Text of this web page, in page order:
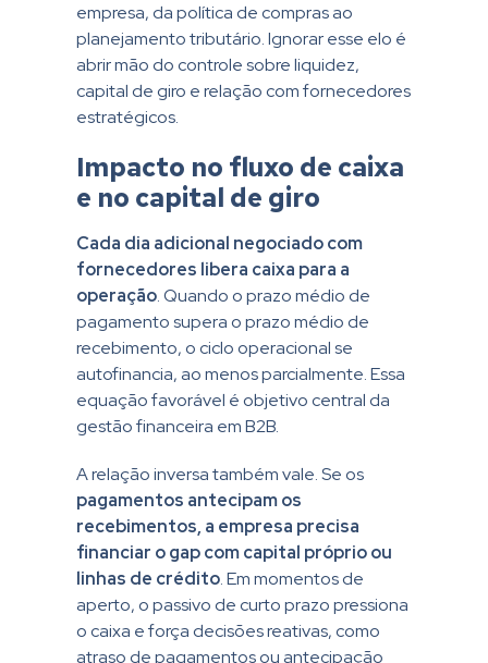
empresa, da política de compras ao
planejamento tributário. Ignorar esse elo é
abrir mão do controle sobre liquidez,
capital de giro e relação com fornecedores
estratégicos.
Impacto no fluxo de caixa
e no capital de giro
Cada dia adicional negociado com
fornecedores libera caixa para a
operação. Quando o prazo médio de
pagamento supera o prazo médio de
recebimento, o ciclo operacional se
autofinancia, ao menos parcialmente. Essa
equação favorável é objetivo central da
gestão financeira em B2B.
A relação inversa também vale. Se os
pagamentos antecipam os
recebimentos, a empresa precisa
financiar o gap com capital próprio ou
linhas de crédito. Em momentos de
aperto, o passivo de curto prazo pressiona
o caixa e força decisões reativas, como
atraso de pagamentos ou antecipação